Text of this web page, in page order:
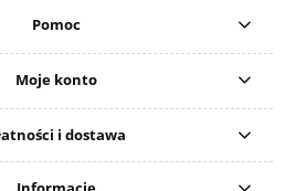
Pomoc
Moje konto
i dostawa